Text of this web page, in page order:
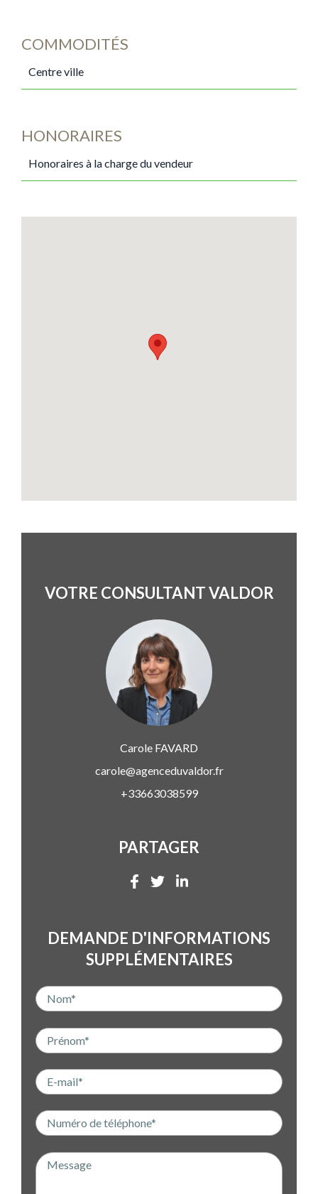
COMMODITÉS
Centre ville
HONORAIRES
Honoraires à la charge du vendeur
VOTRE CONSULTANT VALDOR
Carole FAVARD
carole@agenceduvaldor.fr
+33663038599
PARTAGER
DEMANDE D'INFORMATIONS
SUPPLÉMENTAIRES